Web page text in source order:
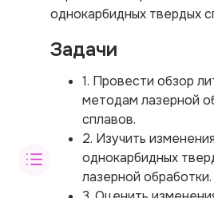
однокарбидных твердых
Задачи
1. Провести обзор
методам лазерной
сплавов.
2. Изучить
однокарбидных
лазерной обработки.